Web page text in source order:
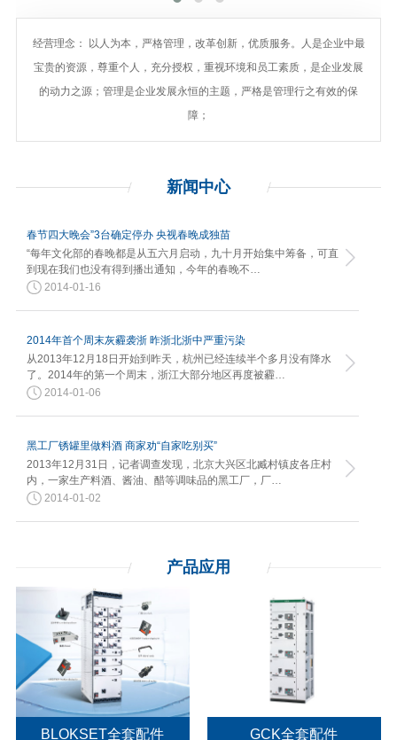
经营理念： 以人为本，严格管理，改革创新，优质服务。人是企业中最
宝贵的资源，尊重个人，充分授权，重视环境和员工素质，是企业发展
的动力之源；管理是企业发展永恒的主题，严格是管理行之有效的保
障；
新闻 中心
春节四大晚会”3台确定停办 央视春晚成独苗
“每年文化部的春晚都是从五六月启动，九十月开始集中筹备，可直
到现在我们也没有得到播出通知，今年的春晚不…
2014-01-16
2014年首个周末灰霾袭浙 昨浙北浙中严重污染
从2013年12月18日开始到昨天，杭州已经连续半个多月没有降水
了。2014年的第一个周末，浙江大部分地区再度被霾…
2014-01-06
黑工厂锈罐里做料酒 商家劝“自家吃别买”
2013年12月31日，记者调查发现，北京大兴区北臧村镇皮各庄村
内，一家生产料酒、酱油、醋等调味品的黑工厂，厂…
2014-01-02
产品应用
BLOKSET全套配件 GCK全套配件